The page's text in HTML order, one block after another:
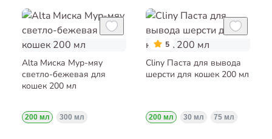
Alta Миска Мур-мяу
светло-бежевая для
кошек 200 мл
200 мл 300 мл
5
Cliny Паста для вывода
шерсти для кошек 200 мл
200 мл 30 мл 75 мл